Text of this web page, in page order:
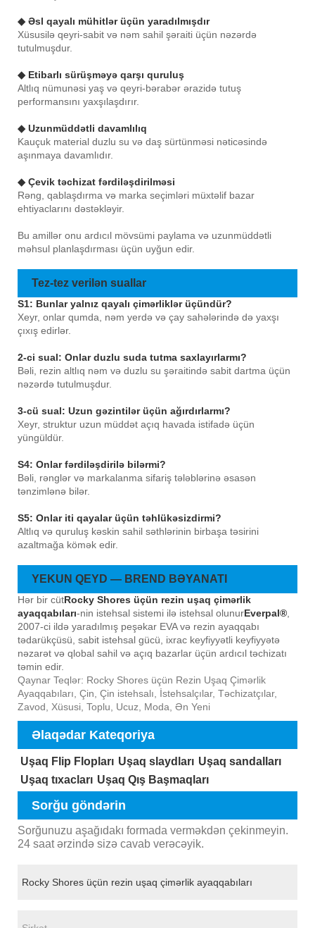
◆ Əsl qayalı mühitlər üçün yaradılmışdır
Xüsusilə qeyri-sabit və nəm sahil şəraiti üçün nəzərdə
tutulmuşdur.
◆ Etibarlı sürüşməyə qarşı quruluş
Altlıq nümunəsi yaş və qeyri-bərabər ərazidə tutuş
performansını yaxşılaşdırır.
◆ Uzunmüddətli davamlılıq
Kauçuk material duzlu su və daş sürtünməsi nəticəsində
aşınmaya davamlıdır.
◆ Çevik təchizat fərdiləşdirilməsi
Rəng, qablaşdırma və marka seçimləri müxtəlif bazar
ehtiyaclarını dəstəkləyir.
Bu amillər onu ardıcıl mövsümi paylama və uzunmüddətli
məhsul planlaşdırması üçün uyğun edir.
Tez-tez verilən suallar
S1: Bunlar yalnız qayalı çimərliklər üçündür?
Xeyr, onlar qumda, nəm yerdə və çay sahələrində də yaxşı
çıxış edirlər.
2-ci sual: Onlar duzlu suda tutma saxlayırlarmı?
Bəli, rezin altlıq nəm və duzlu su şəraitində sabit dartma üçün
nəzərdə tutulmuşdur.
3-cü sual: Uzun gəzintilər üçün ağırdırlarmı?
Xeyr, struktur uzun müddət açıq havada istifadə üçün
yüngüldür.
S4: Onlar fərdiləşdirilə bilərmi?
Bəli, rənglər və markalanma sifariş tələblərinə əsasən
tənzimlənə bilər.
S5: Onlar iti qayalar üçün təhlükəsizdirmi?
Altlıq və quruluş kəskin sahil səthlərinin birbaşa təsirini
azaltmağa kömək edir.
YEKUN QEYD — BREND BƏYANATI
Hər bir cütRocky Shores üçün rezin uşaq çimərlik
ayaqqabıları-nin istehsal sistemi ilə istehsal olunurEverpal®
2007-ci ildə yaradılmış peşəkar EVA və rezin ayaqqabı
tədarükçüsü, sabit istehsal gücü, ixrac keyfiyyətli keyfiyyətə
nəzarət və qlobal sahil və açıq bazarlar üçün ardıcıl təchizatı
təmin edir.
Qaynar Teqlər: Rocky Shores üçün Rezin Uşaq Çimərlik
Ayaqqabıları, Çin, Çin istehsalı, İstehsalçılar, Təchizatçılar,
Zavod, Xüsusi, Toplu, Ucuz, Moda, Ən Yeni
Əlaqədar Kateqoriya
Uşaq Flip Flopları Uşaq slaydları Uşaq sandalları
Uşaq tıxacları Uşaq Qış Başmaqları
Sorğu göndərin
Sorğunuzu aşağıdakı formada verməkdən çekinmeyin.
24 saat ərzində sizə cavab verəcəyik.